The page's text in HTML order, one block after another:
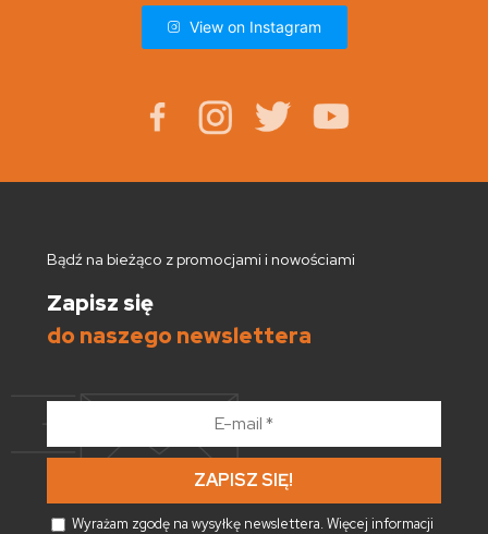
View on Instagram
Bądź na bieżąco z promocjami i nowościami
Zapisz się
do naszego newslettera
*
Wyrażam zgodę na wysyłkę newslettera. Więcej informacji